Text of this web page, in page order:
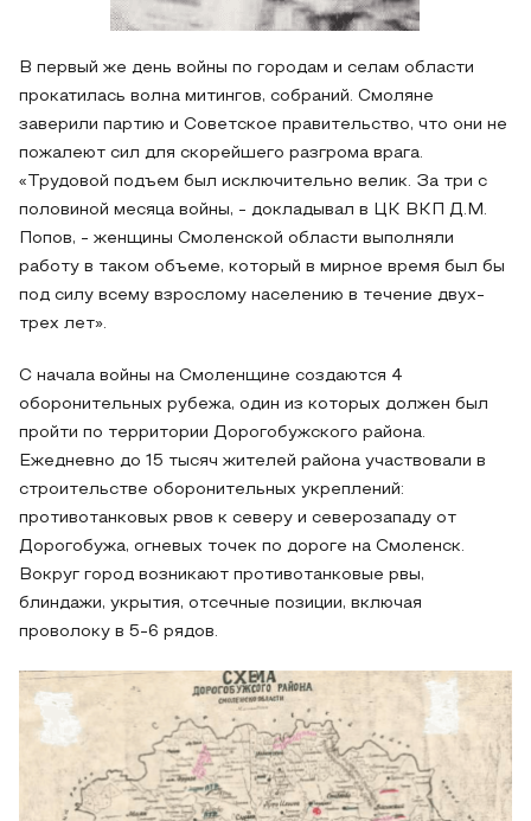
В первый же день войны по городам и селам области
прокатилась волна митингов, собраний. Смоляне
заверили партию и Советское правительство, что они не
пожалеют сил для скорейшего разгрома врага.
«Трудовой подъем был исключительно велик. За три с
половиной месяца войны, - докладывал в ЦК ВКП Д.М.
Попов, - женщины Смоленской области выполняли
работу в таком объеме, который в мирное время был бы
под силу всему взрослому населению в течение двух-
трех лет».
С начала войны на Смоленщине создаются 4
оборонительных рубежа, один из которых должен был
пройти по территории Дорогобужского района.
Ежедневно до 15 тысяч жителей района участвовали в
строительстве оборонительных укреплений:
противотанковых рвов к северу и северозападу от
Дорогобужа, огневых точек по дороге на Смоленск.
Вокруг город возникают противотанковые рвы,
блиндажи, укрытия, отсечные позиции, включая
проволоку в 5-6 рядов.